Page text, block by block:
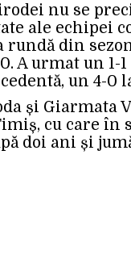
nu se
ale echipei
din
A urmat un
un 4-0
și Giarmata
cu care în
doi ani și